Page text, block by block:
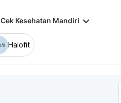
Cek Kesehatan Mandiri keyboard_arrow_down
Halofit